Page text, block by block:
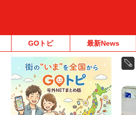
GOトピ 最新News